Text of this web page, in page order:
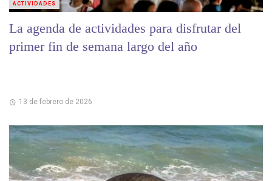
La agenda de actividades para disfrutar del
primer fin de semana largo del año
13 de febrero de 2026
ACTIVIDADES